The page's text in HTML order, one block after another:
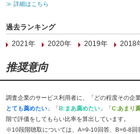
≫ 詳細はこちら
過去ランキング
2021年
2020年 2019年 2018
推奨意向
調査企業のサービス利用者に、「どの程度その企
とても薦めたい 」「B:まあ薦めたい 」「C:あまり
階で評価をしてもらい比率を算出しています。
※10段階聴取については、A=9-10回答、B=6-8回